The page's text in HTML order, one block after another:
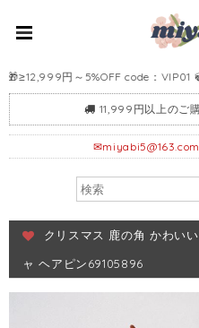
円～5%OFF code：VIP01 🍃
11,999円以上のご
✉miyabi5@163.com
クリスマス 鹿の角 かわい
ャ ヘアピン69105896